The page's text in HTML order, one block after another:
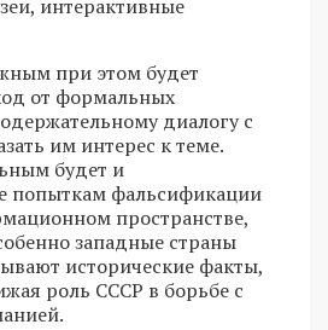
интерактивные
при этом будет
от формальных
диалогу с
им интерес к теме.
будет и
попыткам фальсификации
пространстве,
западные страны
исторические факты,
роль СССР в борьбе с